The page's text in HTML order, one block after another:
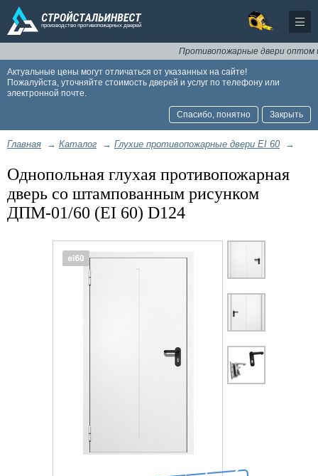
Противопожарные двери оптом и в
Актуальные цены могут отличаться от указанных на сайте!
Пожалуйста, уточняйте стоимость дверей и услуг по телефону или
электронной почте.
Спасибо, понятно Закрыть
Главная → Каталог → Глухие противопожарные двери EI 60 →
Однопольная глухая противопожарная
дверь со штампованным рисунком
ДПМ-01/60 (EI 60) D124